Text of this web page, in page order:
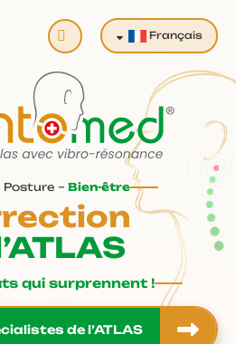
Posture – Bien-être
qui surprennent !
de l’ATLAS
Valider Français